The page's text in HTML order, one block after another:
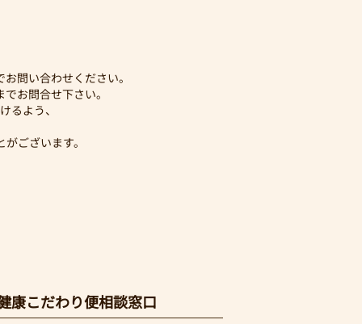
問い合わせください。
お問合せ下さい。
るよう、
ございます。
康こだわり便相談窓口